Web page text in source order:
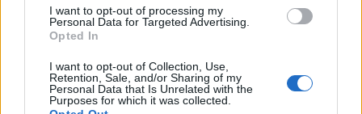
I want to opt-out of processing my
Personal Data for Targeted Advertising.
Opted In
I want to opt-out of Collection, Use,
Retention, Sale, and/or Sharing of my
Personal Data that Is Unrelated with the
Purposes for which it was collected.